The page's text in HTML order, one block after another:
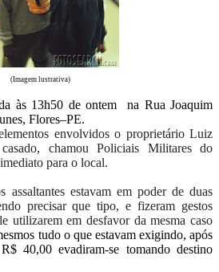
(Imagem lustrativa)
às 13h50 de ontem na Rua Joaquim
Flores–PE.
envolvidos o proprietário Luiz
chamou Policiais Militares do
para o local.
estavam em poder de duas
precisar que tipo, e fizeram gestos
utilizarem em desfavor da mesma caso
tudo o que estavam exigindo, após
40,00 evadiram-se tomando destino